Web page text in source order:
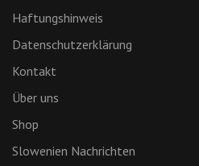
Haftungshinweis
Datenschutzerklärung
Kontakt
Über uns
Shop
Slowenien Nachrichten